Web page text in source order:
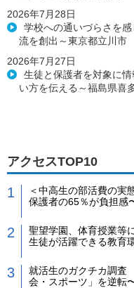
2026年7月28日
学校への通いづらさを
流を創出～東京都立川市
2026年7月27日
生徒と保護者を対象に
い方を伝える～福島県喜
アクセスTOP10
＜中高生の部活費の実
保護者の65％が負担感
聖望学園、体育授業等
生徒が活躍できる教育
就活生のガクチカ調査
会・スポーツ」を逆転